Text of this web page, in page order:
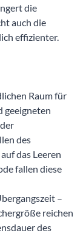
die
auch die
effizienter.
Raum für
geeigneten
des
das Leeren
fallen diese
–
reichen
des